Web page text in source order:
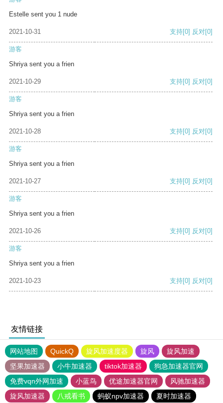
Estelle sent you 1 nude
2021-10-31 支持[0] 反对[0]
游客
Shriya sent you a frien
2021-10-29 支持[0] 反对[0]
游客
Shriya sent you a frien
2021-10-28 支持[0] 反对[0]
游客
Shriya sent you a frien
2021-10-27 支持[0] 反对[0]
游客
Shriya sent you a frien
2021-10-26 支持[0] 反对[0]
游客
Shriya sent you a frien
2021-10-23 支持[0] 反对[0]
友情链接
网站地图 QuickQ 旋风加速度器 旋风
旋风加速
坚果加速器
小牛加速器 tiktok加速器
狗急加速器官网
免费vqn外网加速
小蓝鸟 优途加速器官网
风驰加速器
旋风加速器
八戒看书 蚂蚁npv加速器 夏时加速器